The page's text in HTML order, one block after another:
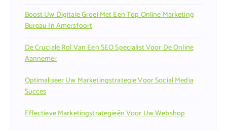
Boost Uw Digitale Groei Met Een Top Online Marketing
Bureau In Amersfoort
De Cruciale Rol Van Een SEO Specialist Voor De Online
Aannemer
Optimaliseer Uw Marketingstrategie Voor Social Media
Succes
Effectieve Marketingstrategieën Voor Uw Webshop